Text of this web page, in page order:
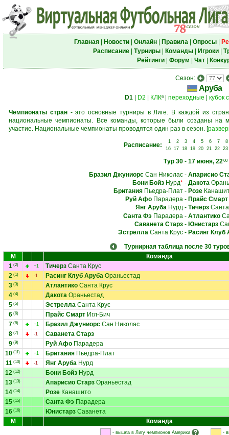
Главная| Новости| Онлайн| Правила| Опросы|
Расписание| Турниры| Команды| Игроки|
Рейтинги| Форум Чат|
Сезон:
Аруба
D1 D2 КЛК6 переходные кубок
Чемпионаты стран- это основные турниры в Лиге. В каждой из
национальные чемпионаты. Все команды, которые были созданы на
участие. Национальные чемпионаты проводятся один раз в сезон. [
Расписание: 1 2 3 4 5 6 7
8
16
17 18 19 20 21 22 23
Тур 30- 17 июня, 2200
Бразил ДжуниорсСан Николас- Апарисио
Бони БойзНурд*- Дакота
БританияПьедра-Плат- Розе
Руй АфоПарадера- Прайс Смарт
Янг АрубаНурд- ТичерзСанта
Санта ФэПарадера- Атлантико
Саванета Старз- Юнистарз
ЭстреллаСанта Крус- Расинг Клуб
Турнирная таблица после 30
М
Команда
1 (2) +1 Тичерз Санта Крус
2 (1) -1 Расинг Клуб Аруба Ораньестад
3 (3) Атлантико Санта Крус
4 (4) Дакота Ораньестад
5 (5) Эстрелла Санта Крус
6 (6) Прайс Смарт Игл-Бич
7 (8) +1 Бразил Джуниорс Сан Николас
8 (7) -1
Саванета Старз
9 (9) Руй Афо Парадера
10 (11) +1 Британия Пьедра-Плат
11 (10) -1 Янг Аруба Нурд
12 (12) Бони Бойз Нурд
13 (13) Апарисио Старз Ораньестад
14 (14) Розе Канашито
15 (15) Санта Фэ Парадера
16 (16) Юнистарз Саванета
М
Команда
- вышла в Лигу чемпионов Америки -